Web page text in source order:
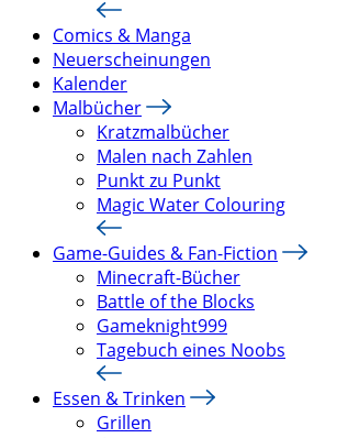
Comics & Manga
Neuerscheinungen
Kalender
Malbücher
Kratzmalbücher
Malen nach Zahlen
Punkt zu Punkt
Magic Water Colouring
Game-Guides & Fan-Fiction
Minecraft-Bücher
Battle of the Blocks
Gameknight999
Tagebuch eines Noobs
Essen & Trinken
Grillen